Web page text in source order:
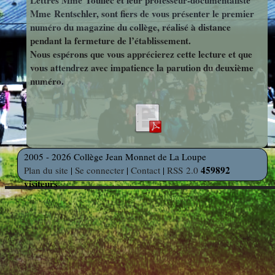
photos
Web
et Linux
Auteur en
résidence
Découverte
des
Découverte
Professionnelle
Education
Musicale
Des Arts
Orientation
Voyages
et Sorties
indépendants
Mme Rentschler, sont fiers de vous présenter le premier
numéro du magazine du collège, réalisé à distance
pendant la fermeture de l’établissement.
Nous espérons que vous apprécierez cette lecture et que
vous attendrez avec impatience la parution du deuxième
numéro.
2005 - 2026 Collège Jean Monnet de La Loupe
Plan du site | Se connecter | Contact | RSS 2.0 459892
visiteurs